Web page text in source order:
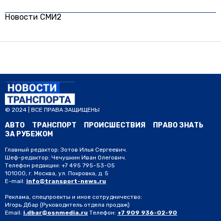
Новости СМИ2
© 2024 | ВСЕ ПРАВА ЗАЩИЩЕНЫ
АВТО ТРАНСПОРТ ПРОИСШЕСТВИЯ
ПРАВО ЗНАТЬ
ЗА РУБЕЖОМ
Главный редактор: Зотов Илья Сергеевич.
Шеф-редактор: Чечушкин Иван Олегович.
Телефон редакции: +7 495 795-53-05
101000, г. Москва, ул. Покровка, д. 5
E-mail: info@transport-news.ru
Реклама, спецпроекты и иное сотрудничество:
Игорь Дбар (Руководитель отдела продаж)
Email: i.dbar@osnmedia.ru Телефон: +7 909 936-02-90